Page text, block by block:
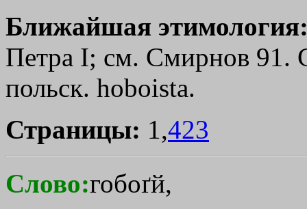
Ближайшая
Петра I; см. Смирнов 91.
польск. hoboista.
Страницы: 1,423
Слово:гобоґй,